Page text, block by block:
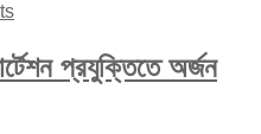
প্রযুক্তিতে অর্জন